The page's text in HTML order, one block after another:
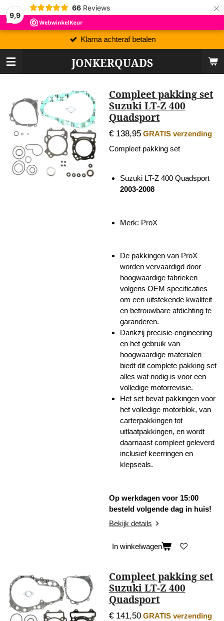
9,9
66 Reviews ×
JONKERQUADS
Klarna achteraf betalen
Compleet pakking set
Suzuki LT-Z 400
Quadsport
€ 138,95 GRATIS verzending
Compleet pakking set
Suzuki LT-Z 400 Quadsport
2003-2008
Merk: ProX
De pakkingen van ProX
worden vervaardigd door
hoogwaardige fabrieken
volgens OEM specificaties
om een uitstekende kwaliteit
en betrouwbare afdichting te
garanderen.
Dankzij precisie-engineering
en het gebruik van
hoogwaardige materialen
biedt dit complete pakking set
alles wat nodig is voor een
volledige motorrevisie.
Het set bevat pakkingen voor
het volledige motorblok, van
carterpakkingen tot
uitlaatpakkingen, en wordt
daarnaast compleet geleverd
inclusief keerringen en
klepseals.
Op werkdagen voor 15:00
besteld volgende dag in huis!
Bekijk details
In winkelwagen
Compleet pakking set
Suzuki LT-Z 400
Quadsport
€ 141,50 GRATIS verzending